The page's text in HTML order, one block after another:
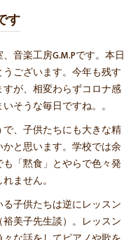
す
音楽工房G.M.Pです。本日
ございます。今年も残す
が、相変わらずコロナ感
そうな毎日ですね。。
、子供たちにも大きな精
と思います。学校では余
「黙食」とやらで色々発
ません。
子供たちは逆にレッスン
美子先生談）。レッスン